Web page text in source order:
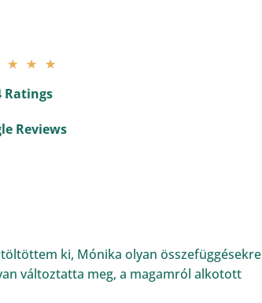
★ ★ ★
Ratings
Reviews
ki, Mónika olyan összefüggésekre
változtatta meg, a magamról alkotott